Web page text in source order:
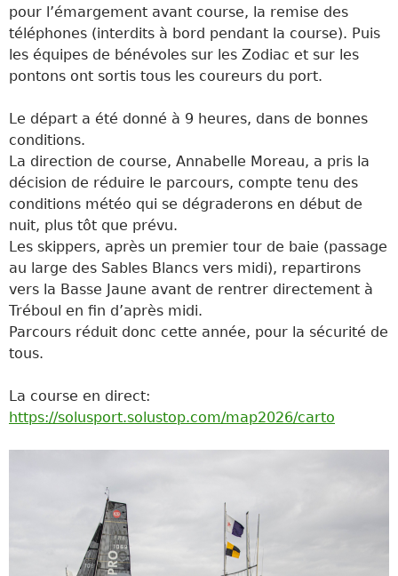
pour l’émargement avant course, la remise des
téléphones (interdits à bord pendant la course). Puis
les équipes de bénévoles sur les Zodiac et sur les
pontons ont sortis tous les coureurs du port.
Le départ a été donné à 9 heures, dans de bonnes
conditions.
La direction de course, Annabelle Moreau, a pris la
décision de réduire le parcours, compte tenu des
conditions météo qui se dégraderons en début de
nuit, plus tôt que prévu.
Les skippers, après un premier tour de baie (passage
au large des Sables Blancs vers midi), repartirons
vers la Basse Jaune avant de rentrer directement à
Tréboul en fin d’après midi.
Parcours réduit donc cette année, pour la sécurité de
tous.
La course en direct:
https://solusport.solustop.com/map2026/carto